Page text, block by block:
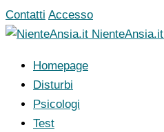
Vai
al
Contatti Accesso
NienteAnsia.it
Homepage
Disturbi
Psicologi
Test